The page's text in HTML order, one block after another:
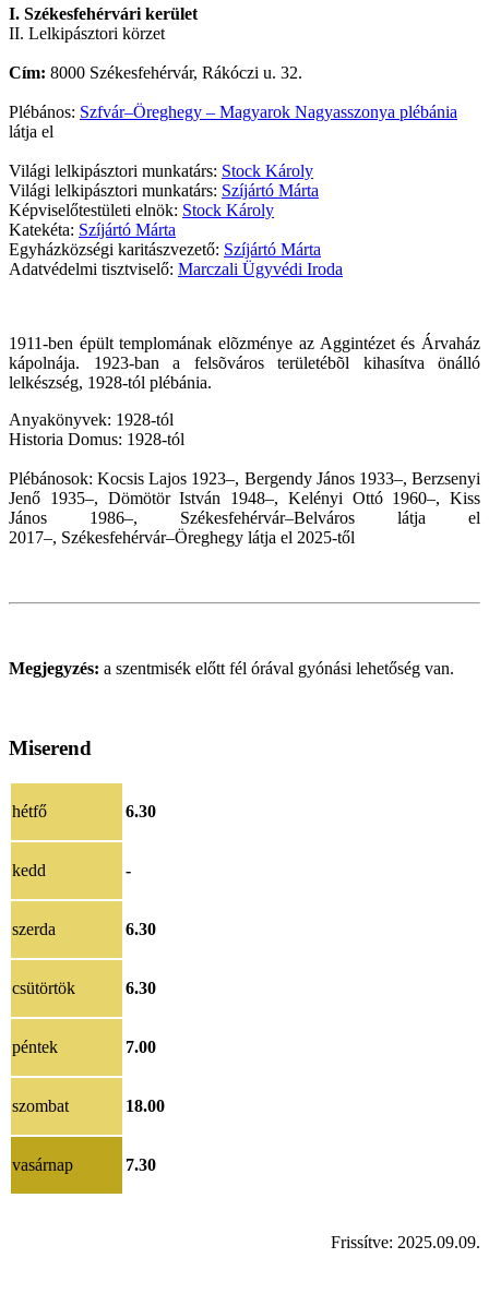
I. Székesfehérvári kerület
II. Lelkipásztori körzet
Cím: 8000 Székesfehérvár, Rákóczi u. 32.
Plébános: Szfvár–Öreghegy – Magyarok Nagyasszonya plébánia
látja el
Világi lelkipásztori munkatárs: Stock Károly
Világi lelkipásztori munkatárs: Szíjártó Márta
Képviselőtestületi elnök: Stock Károly
Katekéta: Szíjártó Márta
Egyházközségi karitászvezető: Szíjártó Márta
Adatvédelmi tisztviselő: Marczali Ügyvédi Iroda
1911-ben épült templomának elõzménye az Aggintézet és Árvaház
kápolnája. 1923-ban a felsõváros területébõl kihasítva önálló
lelkészség, 1928-tól plébánia.
Anyakönyvek: 1928-tól
Historia Domus: 1928-tól
Plébánosok: Kocsis Lajos 1923–, Bergendy János 1933–, Berzsenyi
Jenő 1935–, Dömötör István 1948–, Kelényi Ottó 1960–, Kiss
János 1986–, Székesfehérvár–Belváros látja el
2017–, Székesfehérvár–Öreghegy látja el 2025-től
Megjegyzés: a szentmisék előtt fél órával gyónási lehetőség van.
Miserend
hétfő 6.30
kedd -
szerda 6.30
csütörtök 6.30
péntek 7.00
szombat 18.00
vasárnap 7.30
Frissítve: 2025.09.09.